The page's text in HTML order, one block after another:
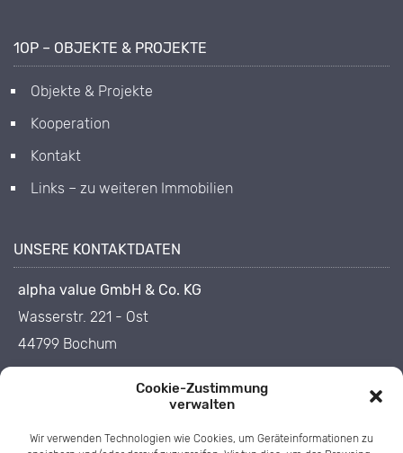
Cookie-Zustimmung
verwalten
Wir verwenden Technologien wie Cookies, um Geräteinformationen zu
1OP – OBJEKTE & PROJEKTE
Objekte & Projekte
Kooperation
Kontakt
Links – zu weiteren Immobilien
UNSERE KONTAKTDATEN
alpha value GmbH & Co. KG
Wasserstr. 221 - Ost
44799 Bochum
0234 - 33 85 40
info@1op.de